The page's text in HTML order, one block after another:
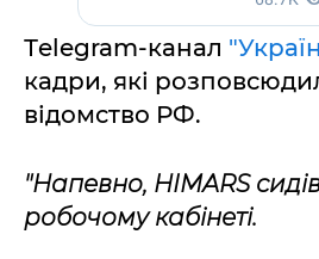
Тelegram-канал
кадри, які
відомство РФ.
"Напевно, HIMARS сидів
робочому кабінеті.